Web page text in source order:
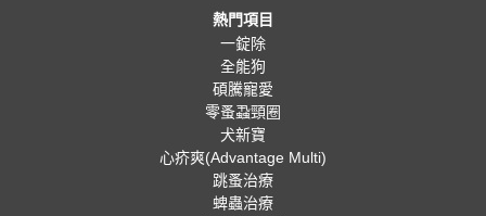
熱門項目
一錠除
全能狗
碩騰寵愛
零蚤蝨頸圈
犬新寶
心疥爽(Advantage Multi)
跳蚤治療
蜱蟲治療